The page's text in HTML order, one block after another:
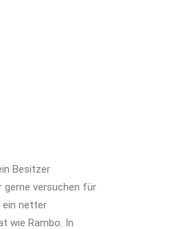
Besitzer
gerne versuchen für
ein netter
wie Rambo. In